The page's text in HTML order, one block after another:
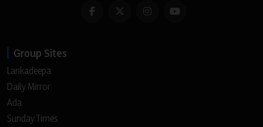
Group Sites
Lankadeepa
Daily Mirror
Ada
Sunday Times